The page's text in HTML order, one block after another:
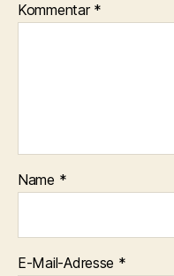
Kommentar *
Name *
E-Mail-Adresse *